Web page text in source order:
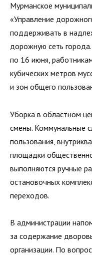
Мурманское
«Управление
поддерживать в
дорожную сеть
по 16 июня,
кубических метров
и зон общего
Уборка в областном
смены. Коммунальные
пользования,
площадки
выполняются ручные
остановочных
переходов.
В администрации
за содержание
организации. По